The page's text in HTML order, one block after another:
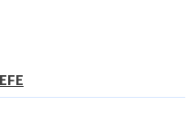
EFE